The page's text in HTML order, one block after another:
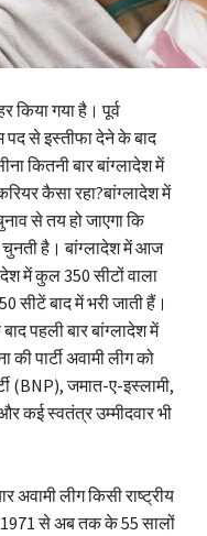
किया गया है। पूर्व
पद से इस्तीफा देने के बाद
कितनी बार बांग्लादेश में
कैसा रहा?बांग्लादेश में
से तय हो जाएगा कि
चुनती है। बांग्लादेश में आज
में कुल 350 सीटों वाला
सीटें बाद में भरी जाती हैं।
पहली बार बांग्लादेश में
पार्टी अवामी लीग को
(BNP), जमात-ए-इस्लामी,
कई स्वतंत्र उम्मीदवार भी
अवामी लीग किसी राष्ट्रीय
1971 से अब तक के 55 सालों